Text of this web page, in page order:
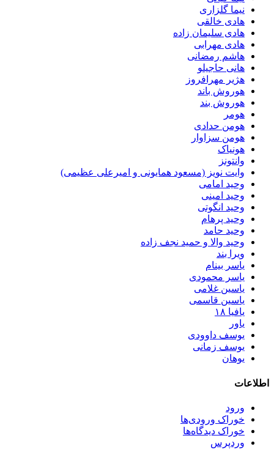
نیما گلزاری
هادی خالقی
هادی سلیمان زاده
هادی مهرابی
هاشم رمضانی
هانی حاجیلو
هژیر مهرافروز
هوروش باند
هوروش بند
هومر
هومن حدادی
هومن سزاوار
هونیاک
وانتونز
وایت نویز (مسعود همایونی و امیرعلی عظیمی)
وحید امامی
وحید امینی
وحید انگوتی
وحید پرهام
وحید حامد
وحید والا و حمید نجف زاده
ویرا بند
یاسر بینام
یاسر محمودی
یاسین غلامی
یاسین قاسمی
یافیا ۱۸
یاور
یوسف داوودی
یوسف زمانی
یوهان
اطلاعات
ورود
خوراک ورودی‌ها
خوراک دیدگاه‌ها
وردپرس